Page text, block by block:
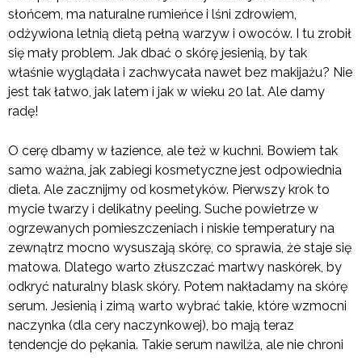
słońcem, ma naturalne rumieńce i lśni zdrowiem,
odżywiona letnią dietą pełną warzyw i owoców. I tu zrobił
się mały problem. Jak dbać o skórę jesienią, by tak
właśnie wyglądała i zachwycała nawet bez makijażu? Nie
jest tak łatwo, jak latem i jak w wieku 20 lat. Ale damy
radę!
O cerę dbamy w łazience, ale też w kuchni. Bowiem tak
samo ważna, jak zabiegi kosmetyczne jest odpowiednia
dieta. Ale zacznijmy od kosmetyków. Pierwszy krok to
mycie twarzy i delikatny peeling. Suche powietrze w
ogrzewanych pomieszczeniach i niskie temperatury na
zewnątrz mocno wysuszają skórę, co sprawia, że staje się
matowa. Dlatego warto złuszczać martwy naskórek, by
odkryć naturalny blask skóry. Potem nakładamy na skórę
serum. Jesienią i zimą warto wybrać takie, które wzmocni
naczynka (dla cery naczynkowej), bo mają teraz
tendencje do pękania. Takie serum nawilża, ale nie chroni